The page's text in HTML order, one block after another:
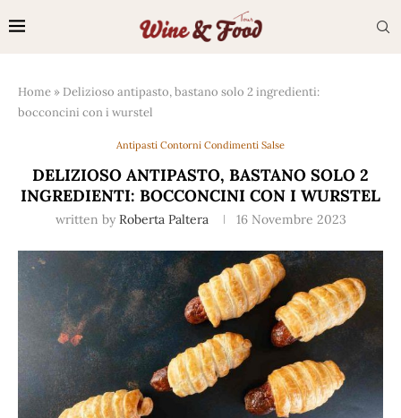
Home » Delizioso antipasto, bastano solo 2 ingredienti:
bocconcini con i wurstel
Antipasti Contorni Condimenti Salse
DELIZIOSO ANTIPASTO, BASTANO SOLO 2
INGREDIENTI: BOCCONCINI CON I WURSTEL
written by Roberta Paltera 16 Novembre 2023